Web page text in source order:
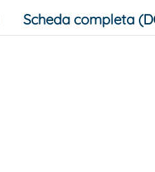
Scheda completa